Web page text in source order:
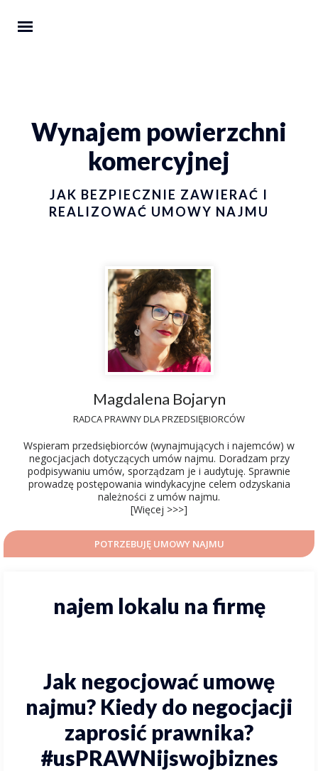
Wynajem powierzchni
komercyjnej
JAK BEZPIECZNIE ZAWIERAĆ I
REALIZOWAĆ UMOWY NAJMU
Magdalena Bojaryn
RADCA PRAWNY DLA PRZEDSIĘBIORCÓW
Wspieram przedsiębiorców (wynajmujących i najemców) w
negocjacjach dotyczących umów najmu. Doradzam przy
podpisywaniu umów, sporządzam je i audytuję. Sprawnie
prowadzę postępowania windykacyjne celem odzyskania
należności z umów najmu.
[Więcej >>>]
POTRZEBUJĘ UMOWY NAJMU
najem lokalu na firmę
Jak negocjować umowę
najmu? Kiedy do negocjacji
zaprosić prawnika?
#usPRAWNijswojbiznes